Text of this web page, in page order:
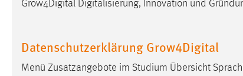
Grow4Digital Digitalisierung, Innovation und
Datenschutzerklärung Grow4Digital
Menü Zusatzangebote im Studium Übersicht
Cookie Laufzeit: